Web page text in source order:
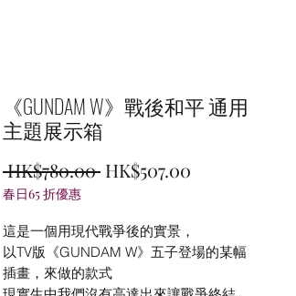
《GUNDAM W》戰後和平 通用
主題展示箱
HK$780.00 一
價
格
HK$507.00
格
春日65 折優惠
這是一個用現代戰爭後的實景，
以TV版《GUNDAM W》五子登場的某幅
插畫，來做的款式